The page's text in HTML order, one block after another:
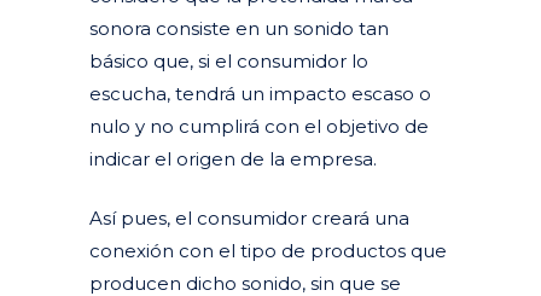
sonora consiste en un sonido tan
básico que, si el consumidor lo
escucha, tendrá un impacto escaso o
nulo y no cumplirá con el objetivo de
indicar el origen de la empresa.
Así pues, el consumidor creará una
conexión con el tipo de productos que
producen dicho sonido, sin que se